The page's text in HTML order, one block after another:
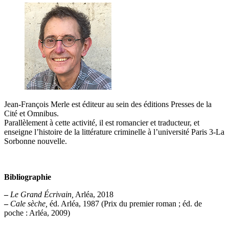
Jean-François Merle est éditeur au sein des éditions Presses de la
Cité et Omnibus.
Parallèlement à cette activité, il est romancier et traducteur, et
enseigne l’histoire de la littérature criminelle à l’université Paris 3-La
Sorbonne nouvelle.
Bibliographie
– Le Grand Écrivain, Arléa, 2018
– Cale sèche, éd. Arléa, 1987 (Prix du premier roman ; éd. de
poche : Arléa, 2009)